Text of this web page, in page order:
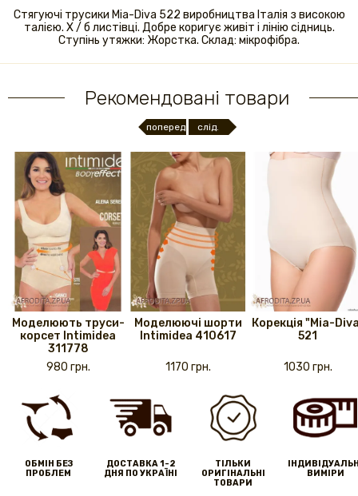
Стягуючі трусики Mia-Diva 522 виробництва Італія з високою
талією. Х / б листівці. Добре коригує живіт і лінію сідниць.
Ступінь утяжки: Жорстка. Склад: мікрофібра.
Рекомендовані товари
поперед. слід.
Моделюють труси-
корсет Intimidea
311778
980 грн.
Моделюючі шорти
Intimidea 410617
1170 грн.
Корекція "Mia-
521
1030 грн.
ОБМІН БЕЗ
ПРОБЛЕМ
ДОСТАВКА 1-2
ДНЯ ПО УКРАЇНІ
ТІЛЬКИ
ОРИГІНАЛЬНІ
ТОВАРИ
ВИМІРИ